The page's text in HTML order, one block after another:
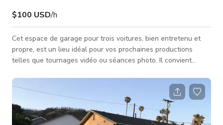
$100 USD/h
Cet espace de garage pour trois voitures, bien entretenu et
propre, est un lieu idéal pour vos prochaines productions
telles que tournages vidéo ou séances photo. Il convient
clips musicaux, contenus pour réseaux sociaux, et plus encore.
Veuillez vérifier la disponibilité de l'espace auprès de l'hôte.